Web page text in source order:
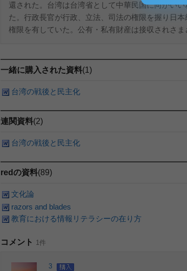
還された。台湾は台湾省として中華民国に向かい
た。行政長官が行政、立法、司法の権限を握り日
権限を有していた。公有・私有財産は接収されさま
一緒に購入された資料(1)
台湾の戦後と民主化
連関資料(2)
台湾の戦後と民主化
redの資料(89)
文化論
razors and blades
教育における情報リテラシーの在り方
コメント 1件
3